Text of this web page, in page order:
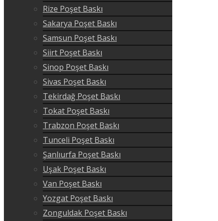
Rize Poşet Baskı
Sakarya Poşet Baskı
Samsun Poşet Baskı
Siirt Poşet Baskı
Sinop Poşet Baskı
Sivas Poşet Baskı
Tekirdağ Poşet Baskı
Tokat Poşet Baskı
Trabzon Poşet Baskı
Tunceli Poşet Baskı
Şanlıurfa Poşet Baskı
Uşak Poşet Baskı
Van Poşet Baskı
Yozgat Poşet Baskı
Zonguldak Poşet Baskı